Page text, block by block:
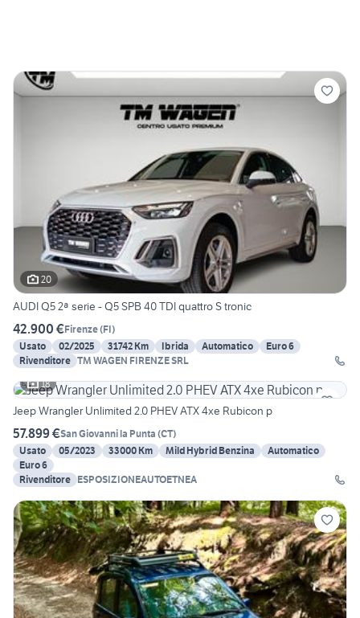
20
AUDI Q5 2ª serie - Q5 SPB 40 TDI quattro S tronic
42.900 €Firenze(FI)
Usato
02/2025 31742 Km Ibrida Automatico
Euro 6
Rivenditore TM WAGEN FIRENZE SRL
18
Jeep Wrangler Unlimited 2.0 PHEV ATX 4xe Rubicon p
57.899 €San Giovanni la Punta (CT)
Usato
05/2023 33000 Km Mild Hybrid Benzina
Automatico
Euro 6
Rivenditore ESPOSIZIONEAUTOETNEA